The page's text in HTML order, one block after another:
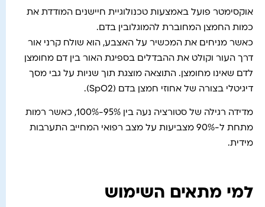
אוקסימטר פועל באמצעות טכנולוגיית חיישנים המודדת את
כמות החמצן המחוברת להמוגלובין בדם.
כאשר מניחים את המכשיר על האצבע, הוא שולח קרני אור
דרך העור וקולט את ההבדלים בספיגת האור בין דם מחומצן
לדם שאינו מחומצן. התוצאה מוצגת תוך שניות על גבי מסך
דיגיטלי בצורה של אחוזי חמצן בדם (SpO2).
מדידה רגילה של סטורציה נעה בין 95%-100%, כאשר רמות
מתחת ל-90% מצביעות על מצב רפואי המחייב התערבות
מידית.
למי מתאים השימוש